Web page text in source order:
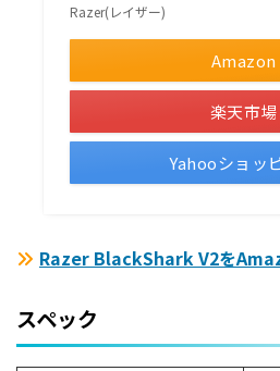
Razer(レイザー)
Amazon
楽天市場
Yahooショッ
Razer BlackShark V2を
スペック